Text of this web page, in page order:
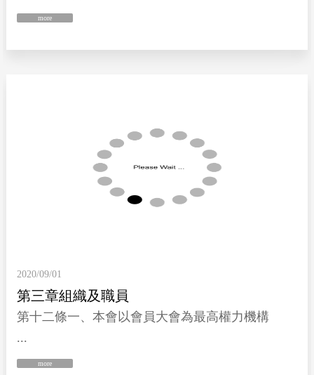
more
2020/09/01
第三章組織及職員
第十二條一、本會以會員大會為最高權力機構
...
more